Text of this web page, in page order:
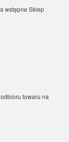
wstępne Sklep
towaru na